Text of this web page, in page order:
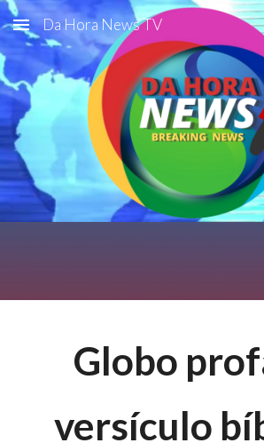
Skip to main content
Da Hora News TV
Globo
versículo